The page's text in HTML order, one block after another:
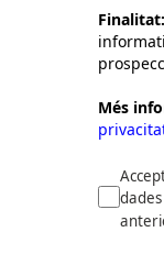
Finalitat:
Més